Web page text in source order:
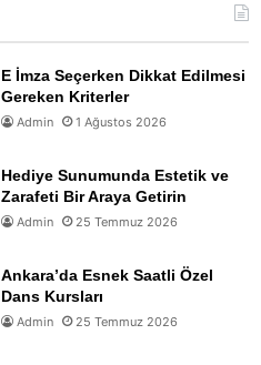
E İmza Seçerken Dikkat Edilmesi
Gereken Kriterler
Admin 1 Ağustos 2026
Hediye Sunumunda Estetik ve
Zarafeti Bir Araya Getirin
Admin 25 Temmuz 2026
Ankara’da Esnek Saatli Özel
Dans Kursları
Admin 25 Temmuz 2026